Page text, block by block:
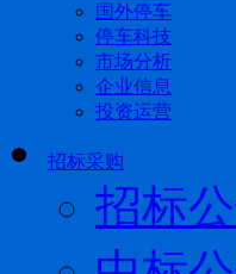
国外停车
停车科技
市场分析
企业信息
投资运营
招标采购
招标